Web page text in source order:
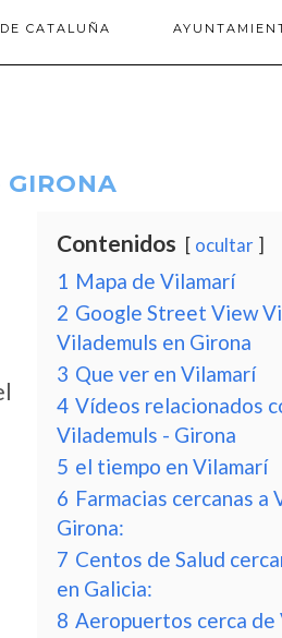
CATALUÑA
Contenidos ocultar
1 Mapa de Vilamarí
2 Google Street View
Vilademuls en Girona
3 Que ver en Vilamarí
4 Vídeos relacionados
Vilademuls - Girona
5 el tiempo en Vilamarí
6 Farmacias cercanas a
Girona:
7 Centos de Salud
en Galicia:
8 Aeropuertos cerca de